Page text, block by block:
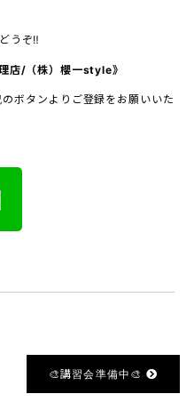
うぞ‼︎
/（株）櫻一style》
ボタンよりご登録をお願いいた
🎨講習会準備中🎨